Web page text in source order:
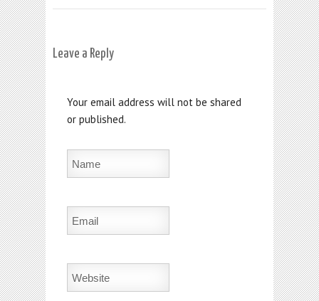
Leave a Reply
Your email address will not be shared
or published.